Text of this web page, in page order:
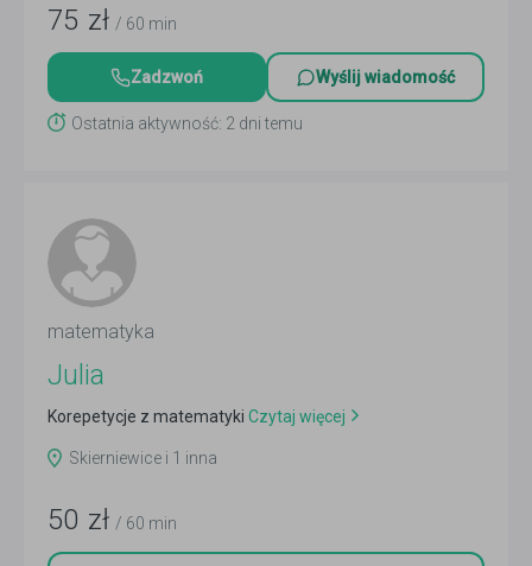
75 zł / 60 min
Zadzwoń Wyślij wiadomość
Ostatnia aktywność: 2 dni temu
matematyka
Julia
Korepetycje z matematyki Czytaj więcej
Skierniewice i 1 inna
50 zł / 60 min